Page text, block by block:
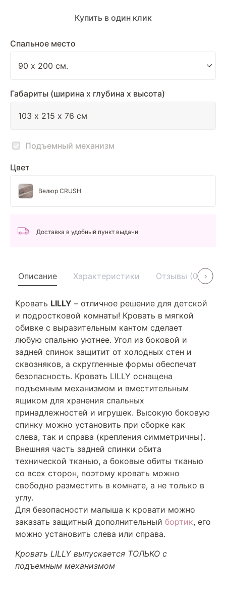
Спальное место
Габариты (ширина х глубина х высота)
Подъемный механизм
Цвет
Велюр CRUSH
Купить в один клик
Доставка в удобный пункт выдачи
Описание Характеристики Отзывы (0)
Кровать LILLY – отличное решение для детской
и подростковой комнаты! Кровать в мягкой
обивке с выразительным кантом сделает
любую спальню уютнее. Угол из боковой и
задней спинок защитит от холодных стен и
сквозняков, а скругленные формы обеспечат
безопасность. Кровать LILLY оснащена
подъемным механизмом и вместительным
ящиком для хранения спальных
принадлежностей и игрушек. Высокую боковую
спинку можно установить при сборке как
слева, так и справа (крепления симметричны).
Внешняя часть задней спинки обита
технической тканью, а боковые обиты тканью
со всех сторон, поэтому кровать можно
свободно разместить в комнате, а не только в
углу.
Для безопасности малыша к кровати можно
заказать защитный дополнительный бортик, его
можно установить слева или справа.
Кровать LILLY выпускается ТОЛЬКО с
подъемным механизмом